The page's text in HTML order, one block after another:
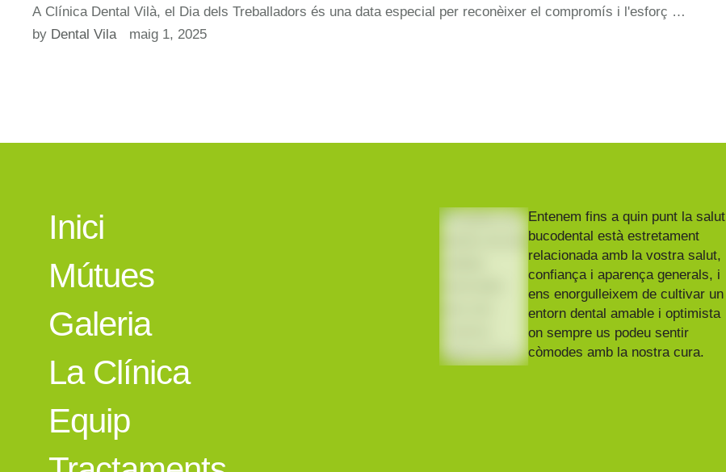
A Clínica Dental Vilà, el Dia dels Treballadors és una data especial per reconèixer el compromís i l'esforç …
by Dental Vila maig 1, 2025
Inici
Mútues
Galeria
La Clínica
Equip
Entenem fins a quin punt la salut
bucodental està estretament
relacionada amb la vostra salut,
confiança i aparença generals, i
ens enorgulleixem de cultivar un
entorn dental amable i optimista
on sempre us podeu sentir
còmodes amb la nostra cura.